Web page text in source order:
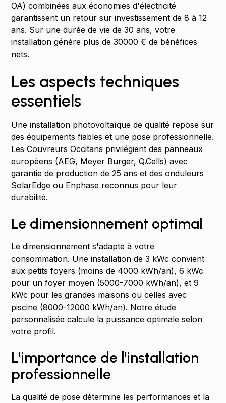
OA) combinées aux économies d'électricité
garantissent un retour sur investissement de 8 à 12
ans. Sur une durée de vie de 30 ans, votre
installation génère plus de 30000 € de bénéfices
nets.
Les aspects techniques
essentiels
Une installation photovoltaïque de qualité repose sur
des équipements fiables et une pose professionnelle.
Les Couvreurs Occitans privilégient des panneaux
européens (AEG, Meyer Burger, Q.Cells) avec
garantie de production de 25 ans et des onduleurs
SolarEdge ou Enphase reconnus pour leur
durabilité.
Le dimensionnement optimal
Le dimensionnement s'adapte à votre
consommation. Une installation de 3 kWc convient
aux petits foyers (moins de 4000 kWh/an), 6 kWc
pour un foyer moyen (5000-7000 kWh/an), et 9
kWc pour les grandes maisons ou celles avec
piscine (8000-12000 kWh/an). Notre étude
personnalisée calcule la puissance optimale selon
votre profil.
L'importance de l'installation
professionnelle
La qualité de pose détermine les performances et la